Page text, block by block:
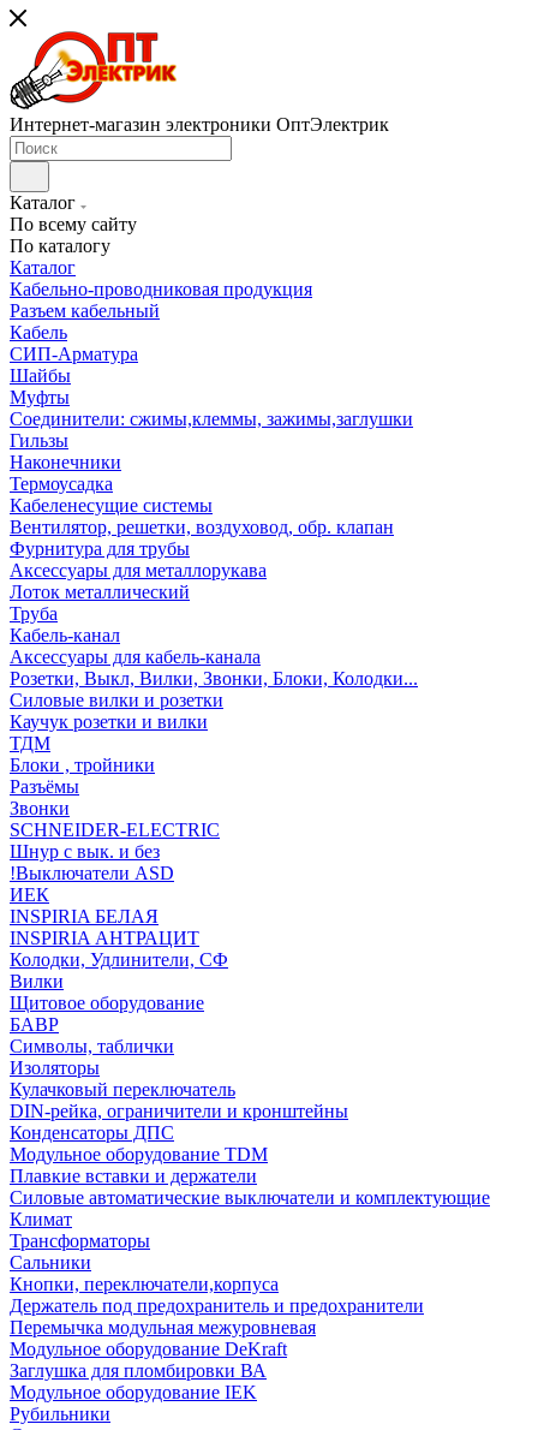
Интернет-магазин электроники ОптЭлектрик
Каталог
По всему сайту
По каталогу
Каталог
Кабельно-проводниковая продукция
Разъем кабельный
Кабель
СИП-Арматура
Шайбы
Муфты
Соединители: сжимы,клеммы, зажимы,заглушки
Гильзы
Наконечники
Термоусадка
Кабеленесущие системы
Вентилятор, решетки, воздуховод, обр. клапан
Фурнитура для трубы
Аксессуары для металлорукава
Лоток металлический
Труба
Кабель-канал
Аксессуары для кабель-канала
Розетки, Выкл, Вилки, Звонки, Блоки, Колодки...
Силовые вилки и розетки
Каучук розетки и вилки
ТДМ
Блоки , тройники
Разъёмы
Звонки
SCHNEIDER-ELECTRIC
Шнур с вык. и без
!Выключатели ASD
ИЕК
INSPIRIA БЕЛАЯ
INSPIRIA АНТРАЦИТ
Колодки, Удлинители, СФ
Вилки
Щитовое оборудование
БАВР
Символы, таблички
Изоляторы
Кулачковый переключатель
DIN-рейка, ограничители и кронштейны
Конденсаторы ДПС
Модульное оборудование TDM
Плавкие вставки и держатели
Силовые автоматические выключатели и комплектующие
Климат
Трансформаторы
Сальники
Кнопки, переключатели,корпуса
Держатель под предохранитель и предохранители
Перемычка модульная межуровневая
Модульное оборудование DeKraft
Заглушка для пломбировки ВА
Модульное оборудование IEK
Рубильники